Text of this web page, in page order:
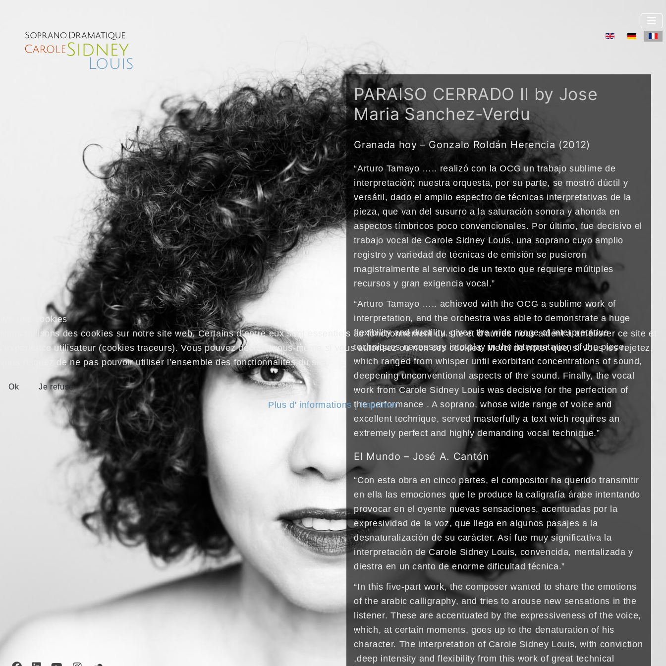
Sélectionnez
PARAISO CERRADO II by Jose
Maria Sanchez-Verdu
Granada hoy – Gonzalo Roldán Herencia (2012)
“Arturo Tamayo ….. realizó con la OCG un trabajo sublime de
interpretación; nuestra orquesta, por su parte, se mostró dúctil y
versátil, dado el amplio espectro de técnicas interpretativas de la
pieza, que van del susurro a la saturación sonora y ahonda en
aspectos tímbricos poco convencionales. Por último, fue decisivo el
trabajo vocal de Carole Sidney Louis, una soprano cuyo amplio
registro y variedad de técnicas de emisión se pusieron
magistralmente al servicio de un texto que requiere múltiples
recursos y gran exigencia vocal.”
“Arturo Tamayo ….. achieved with the OCG a sublime work of
interpretation, and the orchestra was able to demonstrate a huge
flexibility and ductility, given the wide range of interpretative
techniques necessary into play in the interpretation of the piece,
which ranged from whisper until exorbitant concentrations of sound,
deepening unconventional aspects of the sound. Finally, the vocal
work from Carole Sidney Louis was decisive for the perfection of
the performance . A soprano, whose wide range of voice and
excellent technique, served masterfully a text wich requires an
extremely perfect and highly demanding vocal technique.”
El Mundo – José A. Cantón
“Con esta obra en cinco partes, el compositor ha querido transmitir
en ella las emociones que le produce la caligrafía árabe intentando
provocar en el oyente nuevas sensaciones, acentuadas por la
expresividad de la voz, que llega en algunos pasajes a la
desnaturalización de su carácter. Así fue muy significativa la
interpretación de Carole Sidney Louis, convencida, mentalizada y
diestra en un canto de enorme dificultad técnica.”
“In this five-part work, the composer wanted to share the emotions
of the arabic calligraphy, and tries to arouse new sensations in the
listener. These are accentuated by the expressiveness of the voice,
which, at certain moments, goes up to the denaturation of his
character. The interpretation of Carole Sidney Louis, with conviction
,deep intensity and flexibility from this work of great technical
We use cookies
Nous utilisons des cookies sur notre site web. Certains d’entre eux sont essentiels au fonctionnement du site et d’autres nous aident à améliorer ce site et
l’expérience utilisateur (cookies traceurs). Vous pouvez décider vous-même si vous autorisez ou non ces cookies. Merci de noter que, si vous les rejetez,
vous risquez de ne pas pouvoir utiliser l’ensemble des fonctionnalités du site.
Ok Je refuse
Plus d' informations |Imprimer